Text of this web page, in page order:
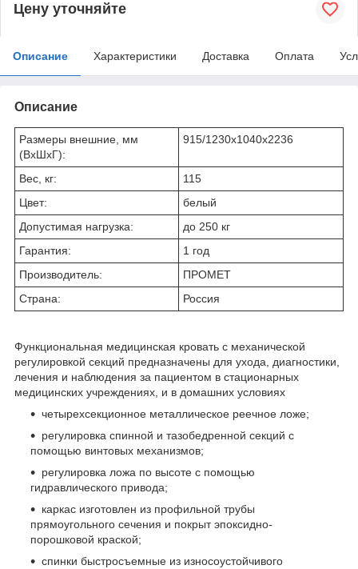
Цену уточняйте
Описание Характеристики Доставка Оплата
Описание
Размеры внешние, мм
(ВхШхГ):
915/1230x1040x2236
Вес, кг:
115
Цвет:
белый
Допустимая нагрузка:
до 250 кг
Гарантия:
1 год
Производитель:
ПРОМЕТ
Страна:
Россия
Функциональная медицинская кровать с механической
регулировкой секций предназначены для ухода, диагностики,
лечения и наблюдения за пациентом в стационарных
медицинских учреждениях, и в домашних условиях
четырехсекционное металлическое реечное ложе;
регулировка спинной и тазобедренной секций с
помощью винтовых механизмов;
регулировка ложа по высоте с помощью
гидравлического привода;
каркас изготовлен из профильной трубы
прямоугольного сечения и покрыт эпоксидно-
порошковой краской;
спинки быстросъемные из износоустойчивого